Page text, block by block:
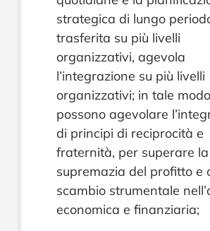
strategica di lungo
trasferita su più livelli
organizzativi, agevola
l’integrazione su più livelli
organizzativi; in tale modo
possono agevolare
di principi di reciprocità e
fraternità, per superare la
supremazia del profitto e
scambio strumentale
economica e finanziaria;